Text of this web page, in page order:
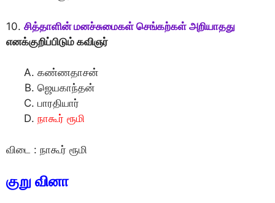
10. சித்தாளின் மனச்சுமைகள் செங்கற்கள் அறியாதது
எனக்குறிப்பிடும் கவிஞர்
கண்ணதாசன்
ஜெயகாந்தன்
பாரதியார்
நாகூர் ரூமி
விடை : நாகூர் ரூமி
குறு வினா